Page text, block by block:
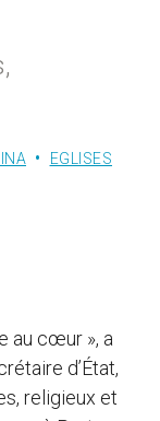
EGLISES
au cœur », a
d’État,
religieux et